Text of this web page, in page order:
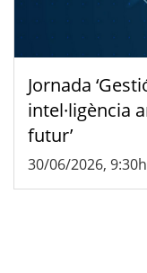
Jornada
intel·ligència
futur’
30/06/2026, 9:30h